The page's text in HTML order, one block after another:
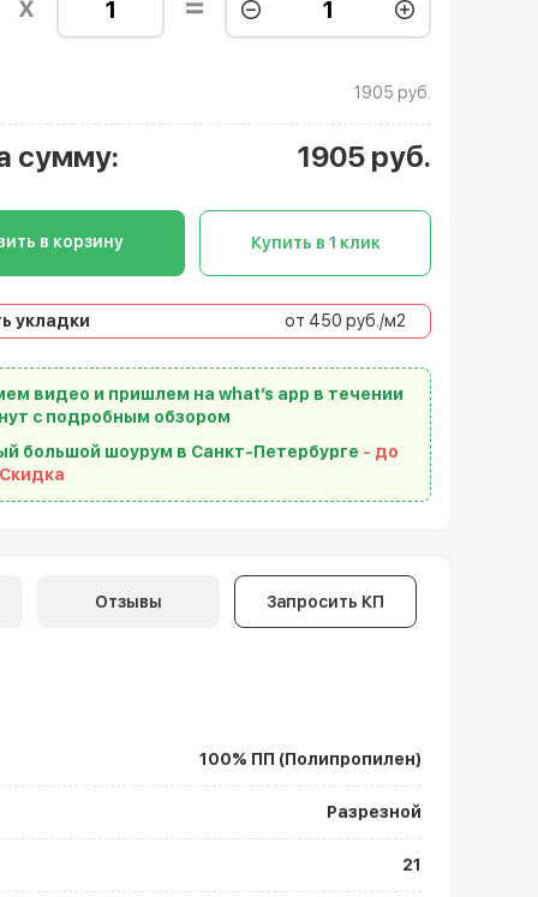
1905 руб.
сумму: 1905 руб.
в корзину Купить в 1 клик
укладки от 450 руб./м2
видео и пришлем на what’s app в течении
с подробным обзором
большой шоурум в Санкт-Петербурге - до
Отзывы Запросить КП
100% ПП (Полипропилен)
Разрезной
21